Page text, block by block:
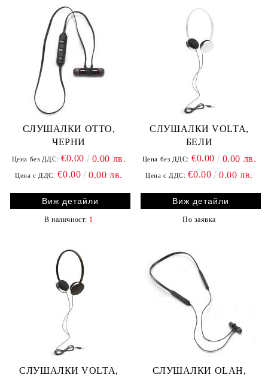
СЛУШАЛКИ OTTO,
ЧЕРНИ
Цена без ДДС: €0.00 0.00 лв.
Цена с ДДС: €0.00 0.00 лв.
Виж детайли
В наличност: 1
СЛУШАЛКИ VOLTA,
БЕЛИ
Цена без ДДС: €0.00 0.00 лв.
Цена с ДДС: €0.00 0.00 лв.
Виж детайли
По заявка
СЛУШАЛКИ VOLTA,
СЛУШАЛКИ OLAH,